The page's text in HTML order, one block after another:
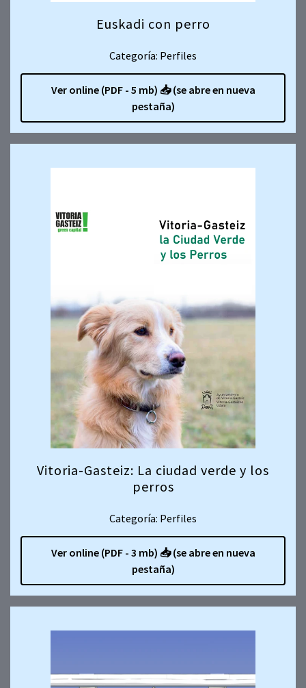
Euskadi con perro
Categoría: Perfiles
Ver online (PDF - 5 mb) 📥 (se abre en nueva
pestaña)
Vitoria-Gasteiz: La ciudad verde y los
perros
Categoría: Perfiles
Ver online (PDF - 3 mb) 📥 (se abre en nueva
pestaña)